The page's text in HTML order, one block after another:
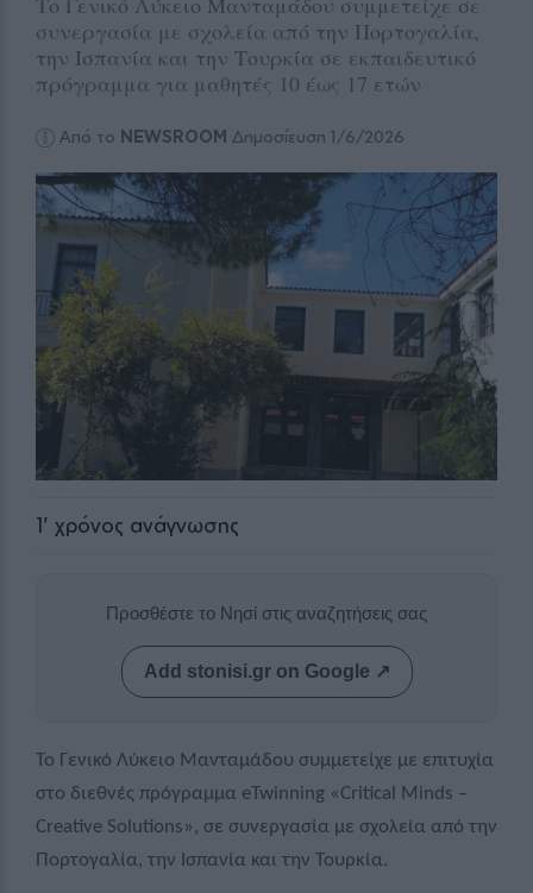
συνεργασία με σχολεία από την Πορτογαλία,
την Ισπανία και την Τουρκία σε εκπαιδευτικό
πρόγραμμα για μαθητές 10 έως 17 ετών
Από το NEWSROOM Δημοσίευση 1/6/2026
1' χρόνος ανάγνωσης
Προσθέστε το Νησί στις αναζητήσεις σας
Add stonisi.gr on Google ↗
Το Γενικό Λύκειο Μανταμάδου συμμετείχε με επιτυχία
στο διεθνές πρόγραμμα eTwinning «Critical Minds –
Creative Solutions», σε συνεργασία με σχολεία από την
Πορτογαλία, την Ισπανία και την Τουρκία.